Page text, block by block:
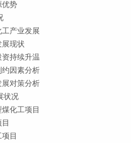
势
产业发展
现状
持续升温
因素分析
对策分析
状况
化工项目
目